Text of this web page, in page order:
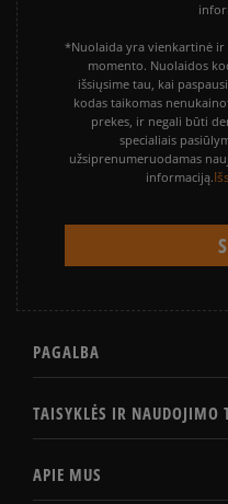
*Nuolaida yra vienkartinė ir
momento. Nuolaidos
išsiųsime tau, kai
kodas taikomas
prekes, ir negali būti
specialiais
užsiprenumeruodamas
informaciją.
PAGALBA
TAISYKLĖS IR NAUDOJIMO
APIE MUS